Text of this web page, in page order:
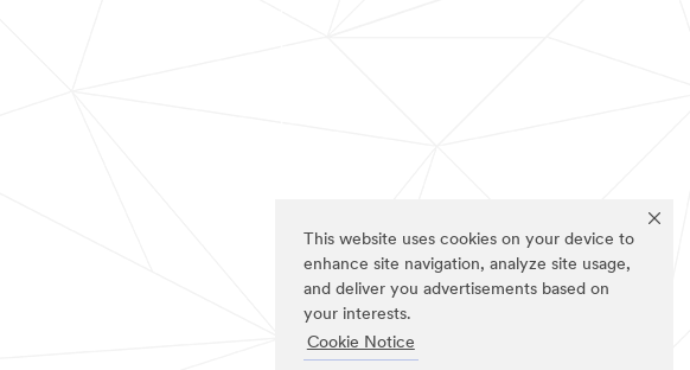
This website uses cookies on your device to
enhance site navigation, analyze site usage,
and deliver you advertisements based on
your interests.
Cookie Notice